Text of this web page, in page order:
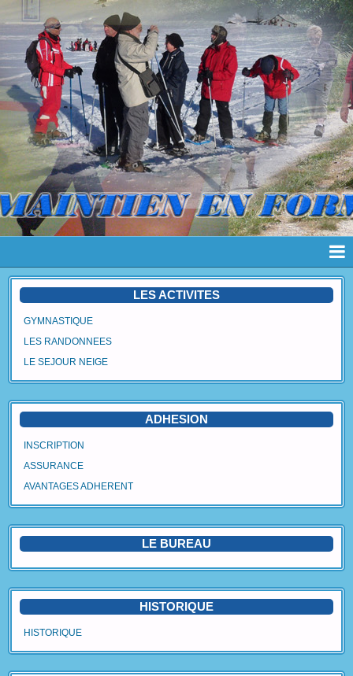
Page d'accueil
Album
Avantages Adhérent
Contact
Blog
LES ACTIVITES
GYMNASTIQUE
LES RANDONNEES
LE SEJOUR NEIGE
ADHESION
INSCRIPTION
ASSURANCE
AVANTAGES ADHERENT
LE BUREAU
HISTORIQUE
HISTORIQUE